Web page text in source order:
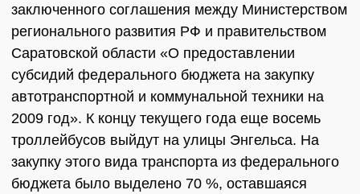
заключенного соглашения между Министерством
регионального развития РФ и правительством
Саратовской области «О предоставлении
субсидий федерального бюджета на закупку
автотранспортной и коммунальной техники на
2009 год». К концу текущего года еще восемь
троллейбусов выйдут на улицы Энгельса. На
закупку этого вида транспорта из федерального
бюджета было выделено 70 %, оставшаяся